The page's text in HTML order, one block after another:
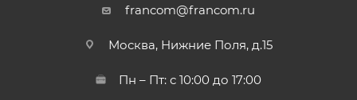
francom@francom.ru
Москва, Нижние Поля, д.15
Пн – Пт: с 10:00 до 17:00